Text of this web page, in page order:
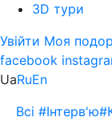
3D тури
Увійти Моя
facebook
UaRuEn
Всі #Інтерв'ю